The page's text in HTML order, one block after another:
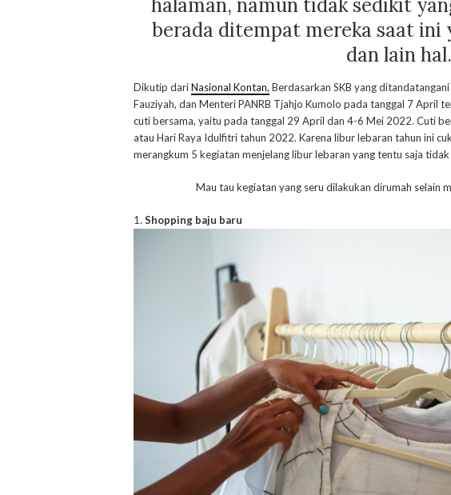
halaman, namun tidak sedikit
berada ditempat mereka saat ini
dan lain hal.
Dikutip dariNasional Kontan, Berdasarkan SKB yang
Fauziyah, dan Menteri PANRB Tjahjo Kumolo pada tanggal 7 April
cuti bersama, yaitu pada tanggal 29 April dan 4-6 Mei 2022. Cuti
atau Hari Raya Idulfitri tahun 2022. Karena libur lebaran tahun ini
merangkum 5 kegiatan menjelang libur lebaran yang tentu saja
Mau tau kegiatan yang seru dilakukan dirumah selain
1. Shopping baju baru